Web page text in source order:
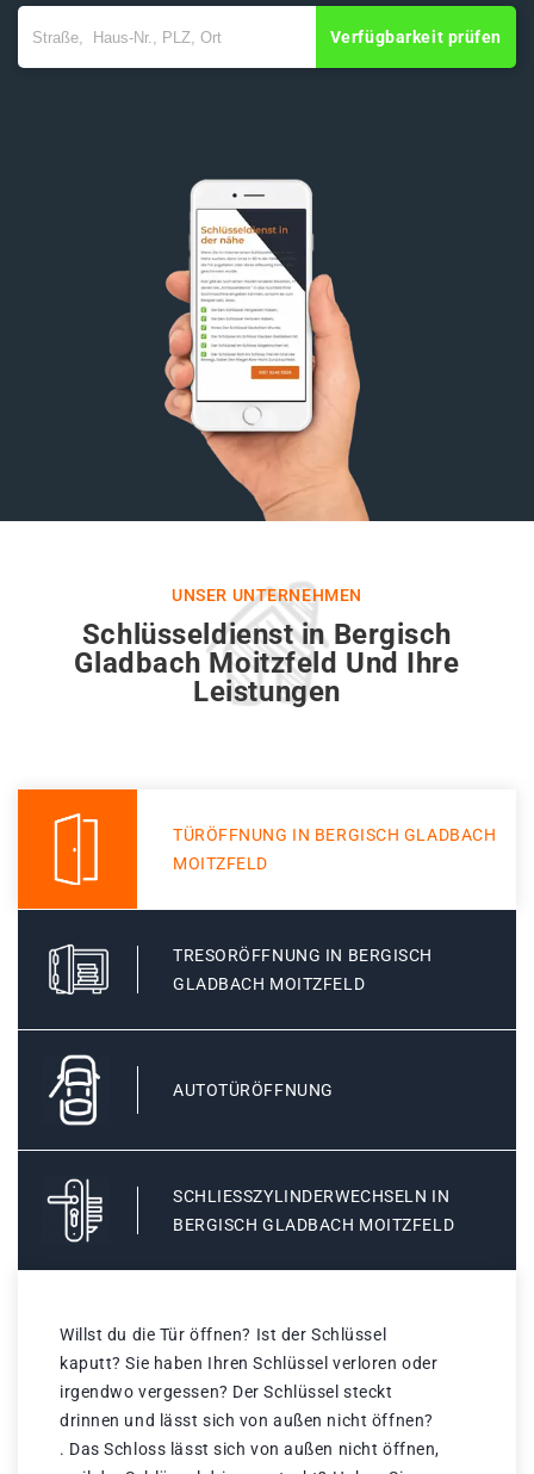
Verfügbarkeit prüfen
UNSER UNTERNEHMEN
Schlüsseldienst in Bergisch
Gladbach Moitzfeld Und Ihre
Leistungen
TÜRÖFFNUNG IN BERGISCH GLADBACH
MOITZFELD
TRESORÖFFNUNG IN BERGISCH
GLADBACH MOITZFELD
AUTOTÜRÖFFNUNG
SCHLIESSZYLINDERWECHSELN IN B
ERGISCH GLADBACH MOITZFELD
Willst du die Tür öffnen? Ist der Schlüssel
kaputt? Sie haben Ihren Schlüssel verloren oder
irgendwo vergessen? Der Schlüssel steckt
drinnen und lässt sich von außen nicht öffnen?
. Das Schloss lässt sich von außen nicht öffnen,